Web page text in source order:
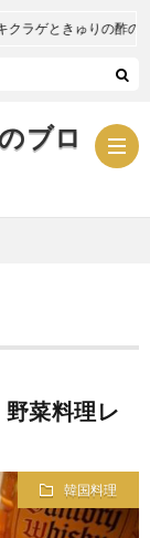
ブロ
わ
バ
ゲときゅりの酢の物〗
菜料理レ
韓国料理